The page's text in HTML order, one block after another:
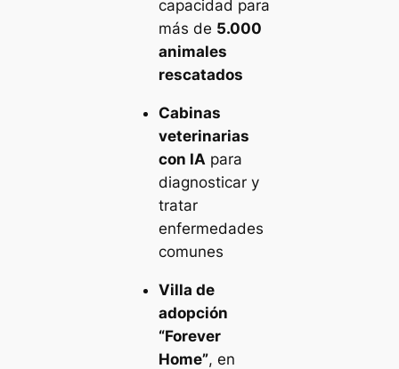
capacidad para
más de 5.000
animales
rescatados
Cabinas
veterinarias
con IA para
diagnosticar y
tratar
enfermedades
comunes
Villa de
adopción
“Forever
Home”, en